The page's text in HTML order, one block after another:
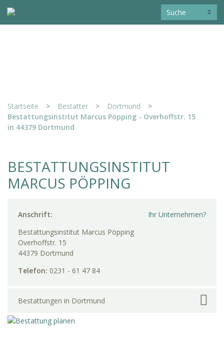
Startseite > Bestatter > Dortmund
>
Bestattungsinstitut Marcus Pöpping - Overhoffstr. 15
in 44379 Dortmund
BESTATTUNGSINSTITUT
MARCUS PÖPPING
Ihr Unternehmen?
Anschrift:
Bestattungsinstitut Marcus Pöpping
Overhoffstr. 15
44379 Dortmund
Telefon: 0231 - 61 47 84
Bestattungen in Dortmund